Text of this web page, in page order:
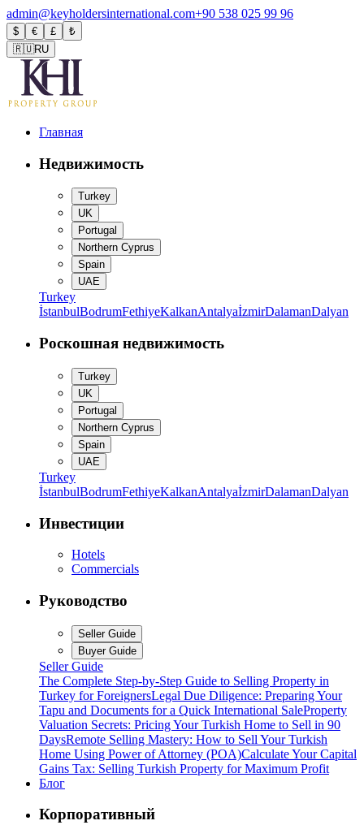
admin@keyholdersinternational.com+90 538 025 99 96
$ € £
₺
🇷🇺RU
Главная
Недвижимость
Turkey
UK
Portugal
Northern Cyprus
Spain
UAE
Turkey
İstanbulBodrumFethiyeKalkanAntalyaİzmirDalamanDalyan
Роскошная недвижимость
Turkey
UK
Portugal
Northern Cyprus
Spain
UAE
Turkey
İstanbulBodrumFethiyeKalkanAntalyaİzmirDalamanDalyan
Инвестиции
Hotels
Commercials
Руководство
Seller Guide
Buyer Guide
Seller Guide
The Complete Step-by-Step Guide to Selling Property in
Turkey for ForeignersLegal Due Diligence: Preparing Your
Tapu and Documents for a Quick International SaleProperty
Valuation Secrets: Pricing Your Turkish Home to Sell in 90
DaysRemote Selling Mastery: How to Sell Your Turkish
Home Using Power of Attorney (POA)Calculate Your Capital
Gains Tax: Selling Turkish Property for Maximum Profit
Блог
Корпоративный